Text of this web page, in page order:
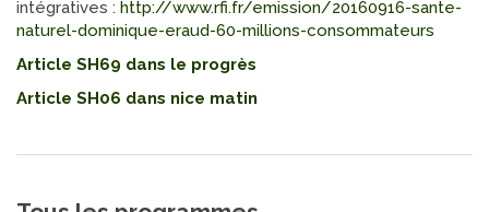
intégratives : http://www.rfi.fr/emission/20160916-sante-
naturel-dominique-eraud-60-millions-consommateurs
Article SH69 dans le progrès
Article SH06 dans nice matin